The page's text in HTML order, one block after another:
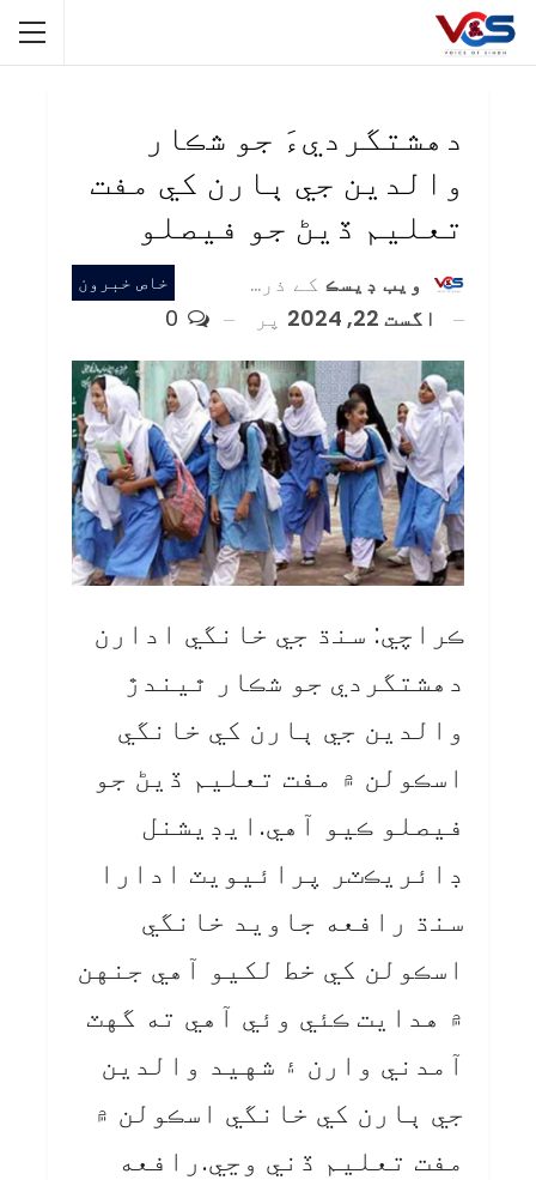
دهشتگرديءَ جو شڪار
والدين جي ٻارن کي مفت
تعليم ڏيڻ جو فيصلو
خاص خبرون ويب ڊيسڪ کے ذریعہ
اگست 22, 2024
پر
ڪراچي: سنڌ جي خانگي ادارن
دهشتگردي جو شڪار ٿيندڙ
والدين جي ٻارن کي خانگي
اسڪولن ۾ مفت تعليم ڏيڻ جو
فيصلو ڪيو آهي.ايڊيشنل
ڊائريڪٽر پرائيويٽ ادارا
سنڌ رافعه جاويد خانگي
اسڪولن کي خط لکيو آهي جنهن
۾ هدايت ڪئي وئي آهي ته گهٽ
آمدني وارن ۽ شهيد والدين
جي ٻارن کي خانگي اسڪولن ۾
مفت تعليم ڏني وڃي.رافعه